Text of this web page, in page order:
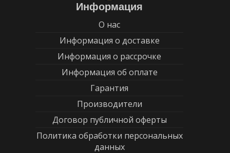
Информация
О нас
Информация о доставке
Информация о рассрочке
Информация об оплате
Гарантия
Производители
Договор публичной оферты
Политика обработки персональных
данных